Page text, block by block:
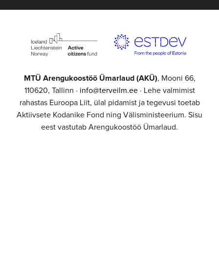
MTÜ Arengukoostöö Ümarlaud (AKÜ), Mooni 66,
110620, Tallinn · info@terveilm.ee· Lehe valmimist
rahastas Euroopa Liit, ülal pidamist ja tegevusi toetab
Aktiivsete Kodanike Fond ning Välisministeerium. Sisu
eest vastutab Arengukoostöö Ümarlaud.